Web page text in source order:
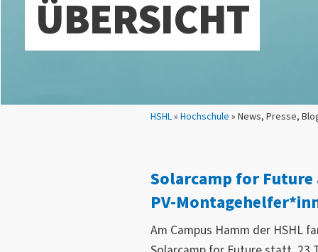
Sie sind hier:
HSHL» Hochschule » News, Presse,
ÜBERSICHT
Solarcamp for Future
PV-
Am Campus Hamm der HSHL